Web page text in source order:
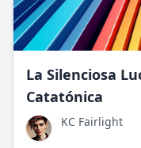
La Silenciosa
Catatónica
KC Fairlight